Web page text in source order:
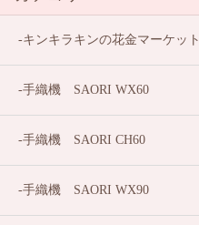
キンキラキンの花金マーケット
手織機 SAORI WX60
手織機 SAORI CH60
手織機 SAORI WX90